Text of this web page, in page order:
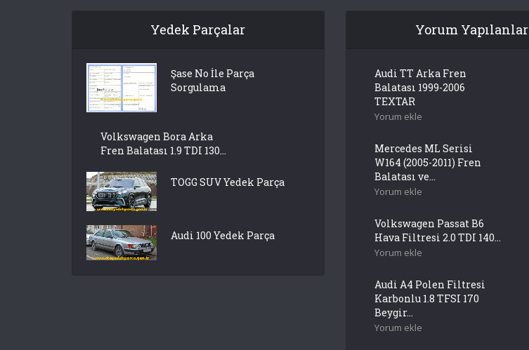
Yedek Parçalar
Şase No İle Parça
Sorgulama
Volkswagen Bora Arka
Fren Balatası 1.9 TDI 130...
TOGG SUV Yedek Parça
Audi 100 Yedek Parça
Yorum Yapılanlar
Audi TT Arka Fren
Balatası 1999-2006
TEXTAR
Yorum ekle
Mercedes ML Serisi
W164 (2005-2011) Fren
Balatası ve...
Yorum ekle
Volkswagen Passat B6
Hava Filtresi 2.0 TDI 140...
Yorum ekle
Audi A4 Polen Filtresi
Karbonlu 1.8 TFSI 170
Beygir...
Yorum ekle